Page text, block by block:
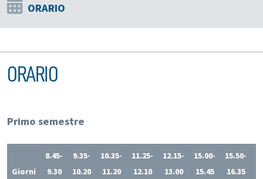
ORARIO
ORARIO
Primo semestre
Giorni
8.45-
9.30
9.35-
10.20
10.35-
11.20
11.25-
12.10
12.15-
13.00
15.00-
15.45
15.50-
16.35